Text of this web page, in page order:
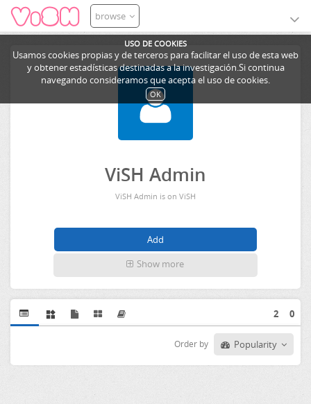
USO DE COOKIES
Usamos cookies propias y de terceros para facilitar el uso de esta web
y obtener estadísticas destinadas a la investigación.Si continua
navegando consideramos que acepta el uso de cookies.
OK
browse
ViSH Admin
ViSH Admin is on ViSH
Show more
0
2
Order by Popularity